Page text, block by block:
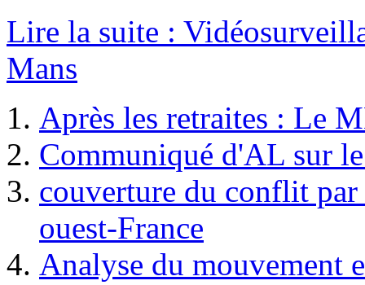
Lire la suite :
Mans
Après les retraites : Le
Communiqué d'AL sur
couverture du conflit par
ouest-France
Analyse du mouvement